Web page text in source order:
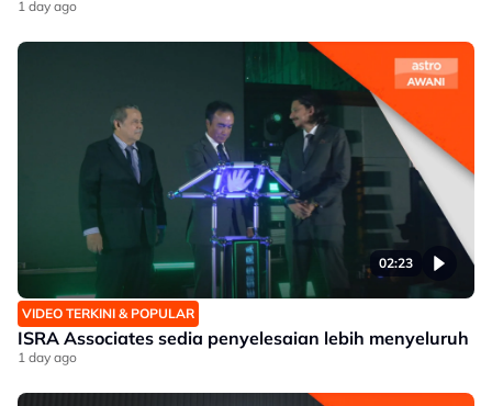
1 day ago
02:23
VIDEO TERKINI & POPULAR
ISRA Associates sedia penyelesaian lebih menyeluruh
1 day ago